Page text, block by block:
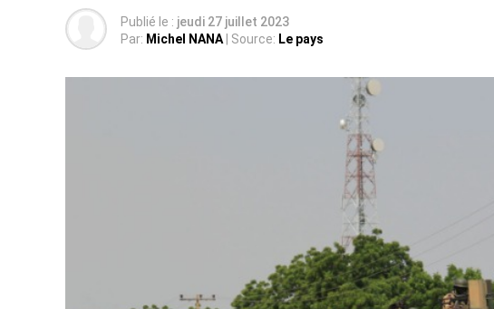
Publié le : jeudi 27 juillet 2023
Par: Michel NANA | Source: Le pays